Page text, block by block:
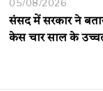
05/08/2026
संसद में सरकार ने
केस चार साल के